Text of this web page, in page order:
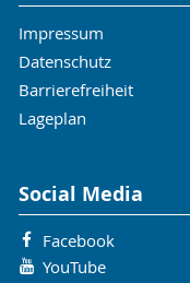
Impressum
Datenschutz
Barrierefreiheit
Lageplan
Social Media
Facebook
YouTube